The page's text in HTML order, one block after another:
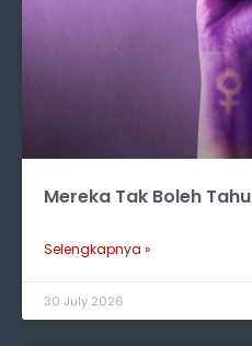
Mereka Tak Boleh Tahu
Selengkapnya »
30 July 2026